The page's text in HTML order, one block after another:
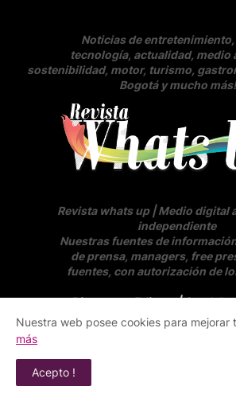
Noticias de
tecnología, actualidad, medio
sostenibilidad, motor, turismo,
Bogotá y mucho más!
Revista whats up | Medio digital
independiente
Nuestras fuentes de
de prensa, managers, free
fuentes, con autorización de
Directora y Editora| Sarah
Nuestra web posee cookies para mejorar
más
Acepto !